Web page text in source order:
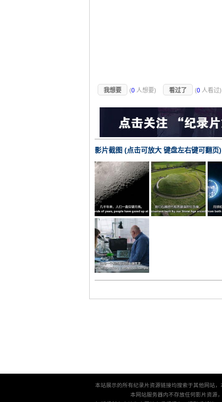
我想要 (0 人想要) 看过了 (0 人看过
影片截图 (点击可放大 键盘左右键可翻页)
本站展示的所有纪录片资源链接均搜索于其他网站
本网站服务器内不存放任何影片资源